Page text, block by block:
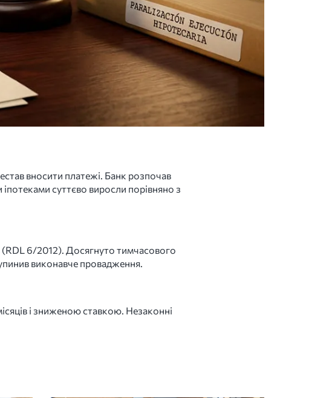
вносити платежі. Банк розпочав
суттєво виросли порівняно з
(RDL 6/2012). Досягнуто тимчасового
виконавче провадження.
і зниженою ставкою. Незаконні